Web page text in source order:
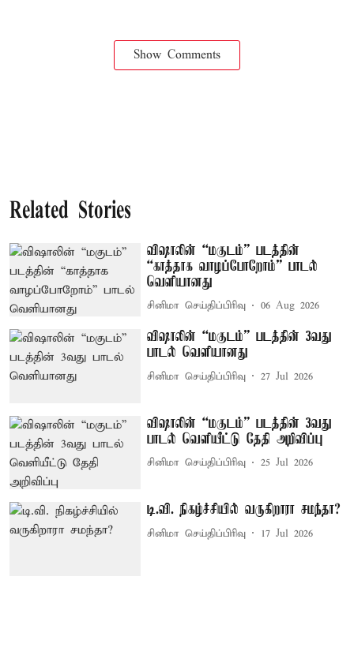
Show Comments
Related Stories
விஷாலின் “மகுடம்” படத்தின்
“காத்தாக வாழப்போறோம்” பாடல்
வெளியானது
சினிமா செய்திப்பிரிவு 06 Aug 2026
விஷாலின் “மகுடம்” படத்தின் 3வது
பாடல் வெளியானது
சினிமா செய்திப்பிரிவு 27 Jul 2026
விஷாலின் “மகுடம்” படத்தின் 3வது
பாடல் வெளியீட்டு தேதி அறிவிப்பு
சினிமா செய்திப்பிரிவு 25 Jul 2026
டி.வி. நிகழ்ச்சியில் வருகிறாரா சமந்தா?
சினிமா செய்திப்பிரிவு 17 Jul 2026